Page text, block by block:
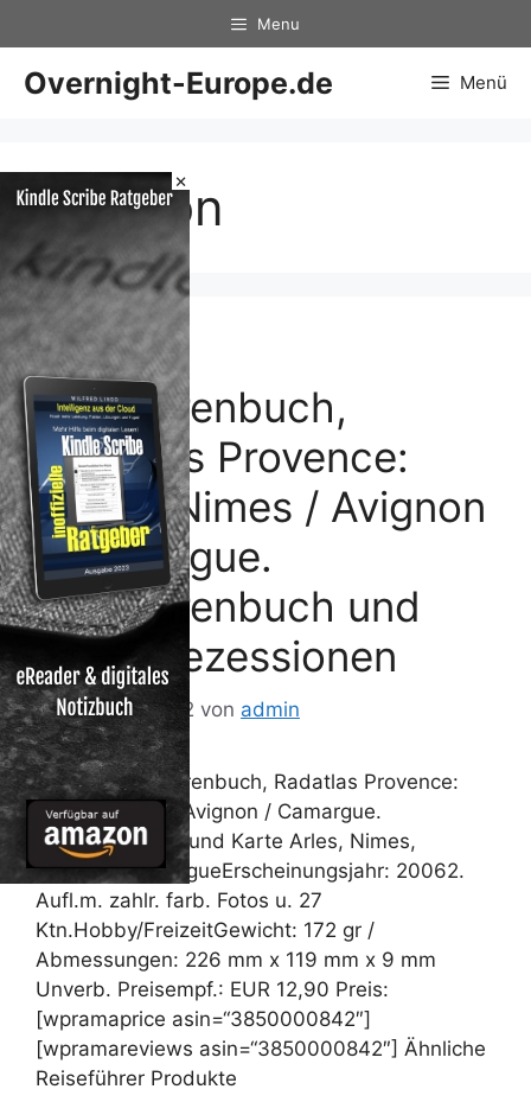
×
Inhalt
springen
Menu
Overnight-Europe.de Menü
Avignon
Bikeline
Radtourenbuch,
Radatlas Provence:
Arles / Nimes / Avignon
/ Camargue.
Radtourenbuch und
Karte Rezessionen
16. Februar 2012 von admin
Bikeline Radtourenbuch, Radatlas Provence:
Arles / Nimes / Avignon / Camargue.
Radtourenbuch und Karte Arles, Nimes,
Avignon, CamargueErscheinungsjahr: 20062.
Aufl.m. zahlr. farb. Fotos u. 27
Ktn.Hobby/FreizeitGewicht: 172 gr /
Abmessungen: 226 mm x 119 mm x 9 mm
Unverb. Preisempf.: EUR 12,90 Preis:
[wpramaprice asin=“3850000842″]
[wpramareviews asin=“3850000842″] Ähnliche
Reiseführer Produkte